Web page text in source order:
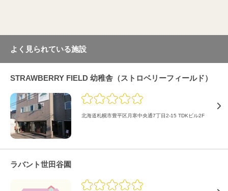
よく見られている施設
STRAWBERRY FIELD 幼稚舎（ストロベリーフィールド）
北海道札幌市豊平区月寒中央通7丁目2-15 TDKビル2F
ラバント世田谷園